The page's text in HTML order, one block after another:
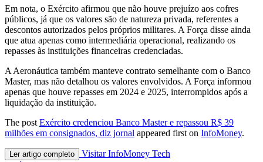
Em nota, o Exército afirmou que não houve prejuízo aos cofres
públicos, já que os valores são de natureza privada, referentes a
descontos autorizados pelos próprios militares. A Força disse ainda
que atua apenas como intermediária operacional, realizando os
repasses às instituições financeiras credenciadas.
A Aeronáutica também manteve contrato semelhante com o Banco
Master, mas não detalhou os valores envolvidos. A Força informou
apenas que houve repasses em 2024 e 2025, interrompidos após a
liquidação da instituição.
The post Exército credenciou Banco Master e repassou R$ 39
milhões em consignados, diz jornal appeared first on InfoMoney.
Ler artigo completo
Visitar InfoMoney Tech